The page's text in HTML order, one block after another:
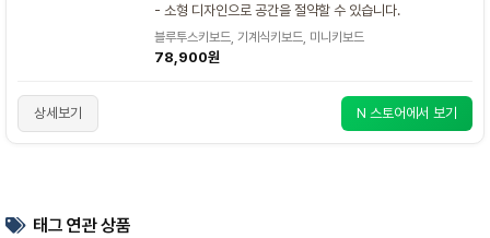
- 소형 디자인으로 공간을 절약할 수 있습니다.
블루투스키보드, 기계식키보드, 미니키보드
78,900원
상세보기 N 스토어에서 보기
태그 연관 상품